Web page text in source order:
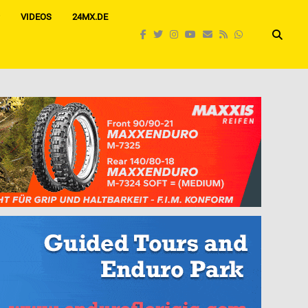
VIDEOS 24MX.DE